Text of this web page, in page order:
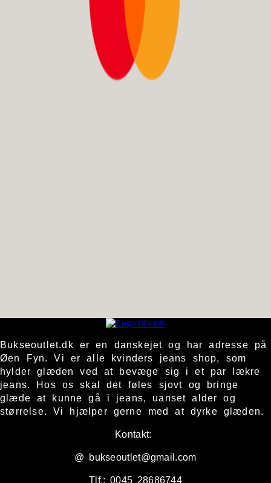
Bukseoutlet.dk er en danskejet og har adresse på
Øen Fyn. Vi er alle kvinders jeans shop, som
hylder glæden ved at bevæge sig i et par lækre
jeans. Hos os skal det føles sjovt og bringe
glæde at kunne gå i jeans, uanset alder og
størrelse. Vi hjælper gerne med at dyrke glæden.
Kontakt:
@ bukseoutlet@gmail.com
Tlf.: 0045 28686744